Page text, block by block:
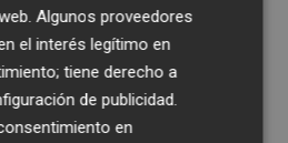
Algunos proveedores
el interés legítimo en
tiene derecho a
de publicidad
en